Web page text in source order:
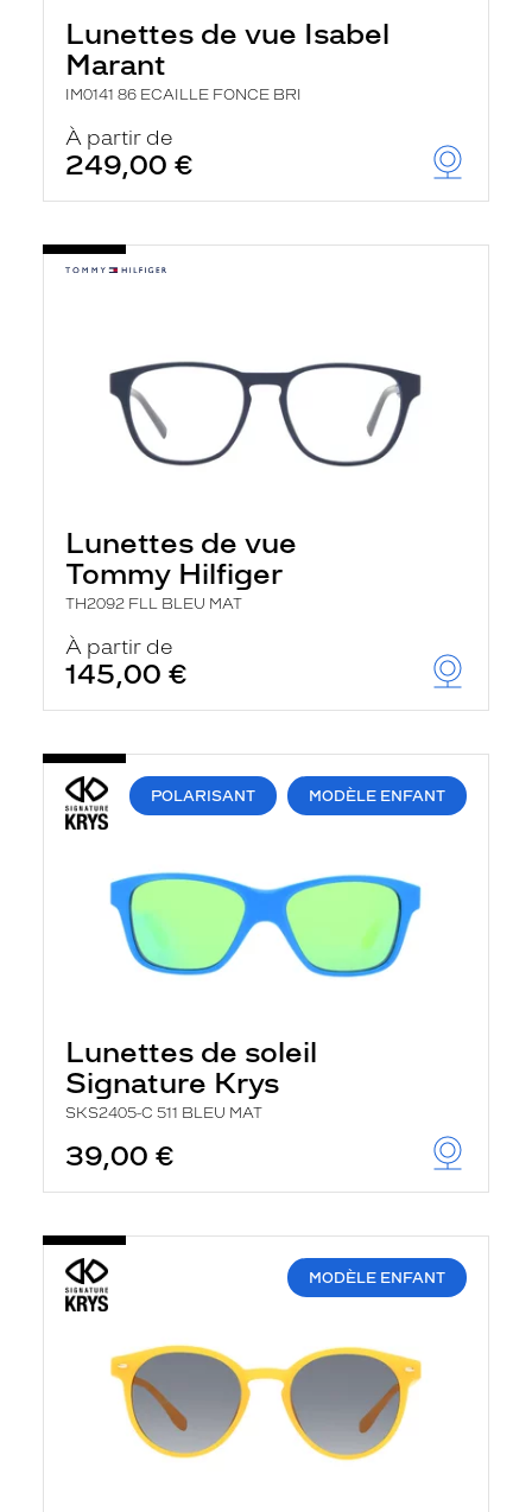
Lunettes de vue Isabel
Marant
IM0141 86 ECAILLE FONCE BRI
À partir de
249,00 €
Lunettes de vue
Tommy Hilfiger
TH2092 FLL BLEU MAT
À partir de
145,00 €
POLARISANT MODÈLE ENFANT
Lunettes de soleil
Signature Krys
SKS2405-C 511 BLEU MAT
39,00 €
MODÈLE ENFANT